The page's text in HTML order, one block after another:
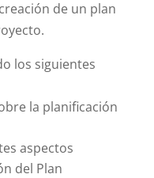
de un plan
los siguientes
la planificación
aspectos
del Plan